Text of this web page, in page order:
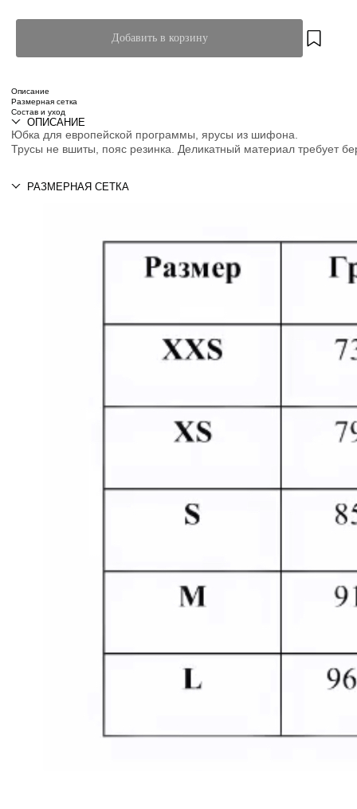
Добавить в корзину
Описание
Размерная сетка
Состав и уход
ОПИСАНИЕ
Юбка для европейской программы, ярусы из шифона.
Трусы не вшиты, пояс резинка. Деликатный материал требует
РАЗМЕРНАЯ СЕТКА